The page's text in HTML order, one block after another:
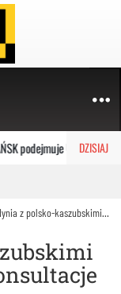
DZISIAJ
podejmuje Uniwersytet
z polsko-kaszubskimi tablicami? Trwają konsultacje